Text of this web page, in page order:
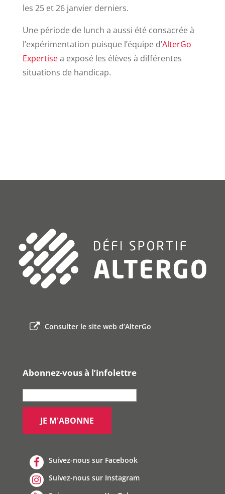
les 25 et 26 janvier derniers.
Une période de lunch a aussi été consacrée à
l’expérimentation puisque l’équipe d’AlterGo
Expertisea exposé les élèves à différentes
situations de handicap.
Consulter le site web d’AlterGo
Abonnez-vous à l’infolettre
Suivez-nous sur Facebook
Suivez-nous sur Instagram